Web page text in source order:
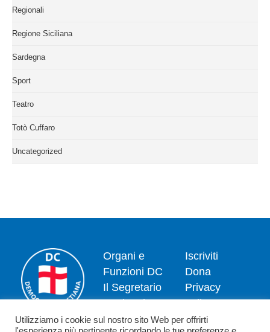
Regionali
Regione Siciliana
Sardegna
Sport
Teatro
Totò Cuffaro
Uncategorized
Organi e
Funzioni DC
Il Segretario
Nazionale
Dipartimenti
Iscriviti
Dona
Privacy
policy
Politica dei
Utilizziamo i cookie sul nostro sito Web per offrirti